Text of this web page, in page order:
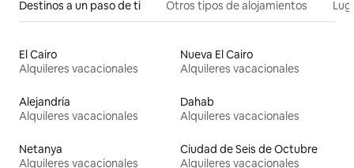
Destinos a un paso de ti Otros tipos de alojamientos
El Cairo
Alquileres vacacionales
Nueva El Cairo
Alquileres vacacionales
Alejandría
Alquileres vacacionales
Dahab
Alquileres vacacionales
Netanya
Alquileres vacacionales
Ciudad de Seis de Octubre
Alquileres vacacionales